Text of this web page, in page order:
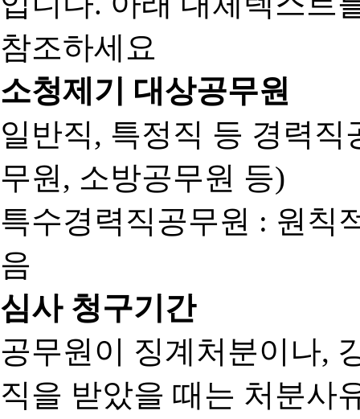
소청제기 대상공무원
일반직, 특정직 등 경력
무원, 소방공무원 등)
특수경력직공무원 : 원칙
음
심사 청구기간
공무원이 징계처분이나,
직을 받았을 때는 처분사